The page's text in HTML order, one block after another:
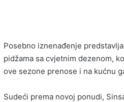
Posebno iznenađenje
pidžama sa cvjetnim dezenom,
ove sezone prenose i na kućnu
Sudeći prema novoj ponudi,